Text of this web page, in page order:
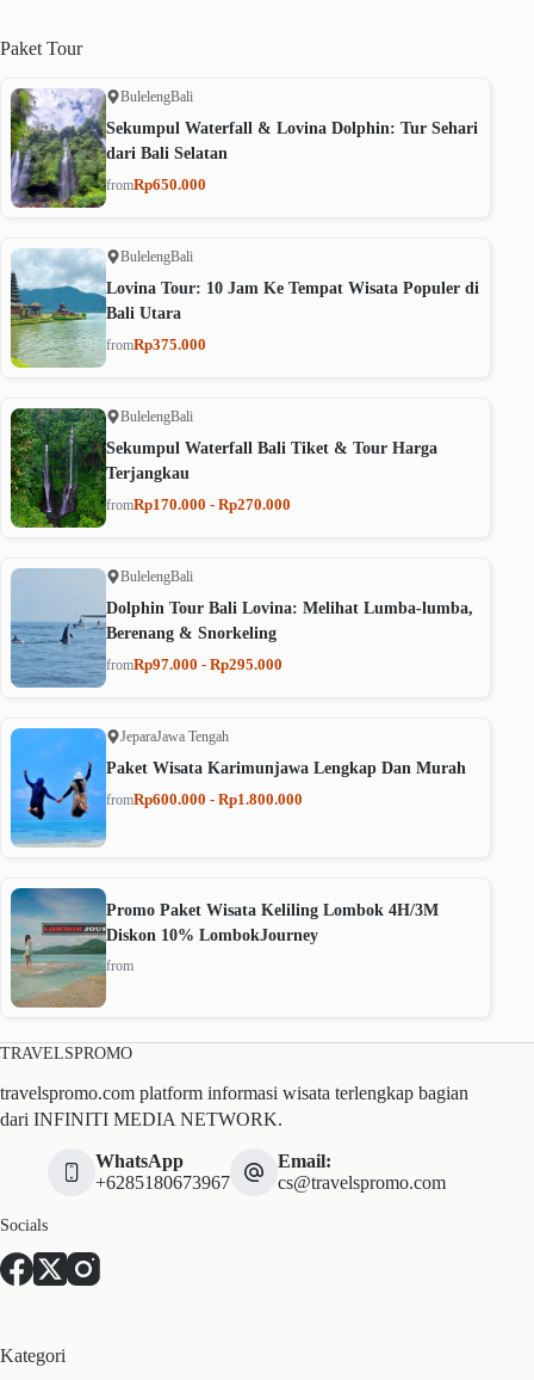
Paket Tour
BulelengBali
Sekumpul Waterfall & Lovina Dolphin: Tur Sehari
dari Bali Selatan
fromRp650.000
BulelengBali
Lovina Tour: 10 Jam Ke Tempat Wisata Populer di
Bali Utara
fromRp375.000
BulelengBali
Sekumpul Waterfall Bali Tiket & Tour Harga
Terjangkau
fromRp170.000 - Rp270.000
BulelengBali
Dolphin Tour Bali Lovina: Melihat Lumba-lumba,
Berenang & Snorkeling
fromRp97.000 - Rp295.000
JeparaJawa Tengah
Paket Wisata Karimunjawa Lengkap Dan Murah
fromRp600.000 - Rp1.800.000
Promo Paket Wisata Keliling Lombok 4H/3M
Diskon 10% LombokJourney
from
TRAVELSPROMO
travelspromo.com platform informasi wisata terlengkap bagian
dari INFINITI MEDIA NETWORK.
WhatsApp
+6285180673967
Email:
cs@travelspromo.com
Socials
Kategori